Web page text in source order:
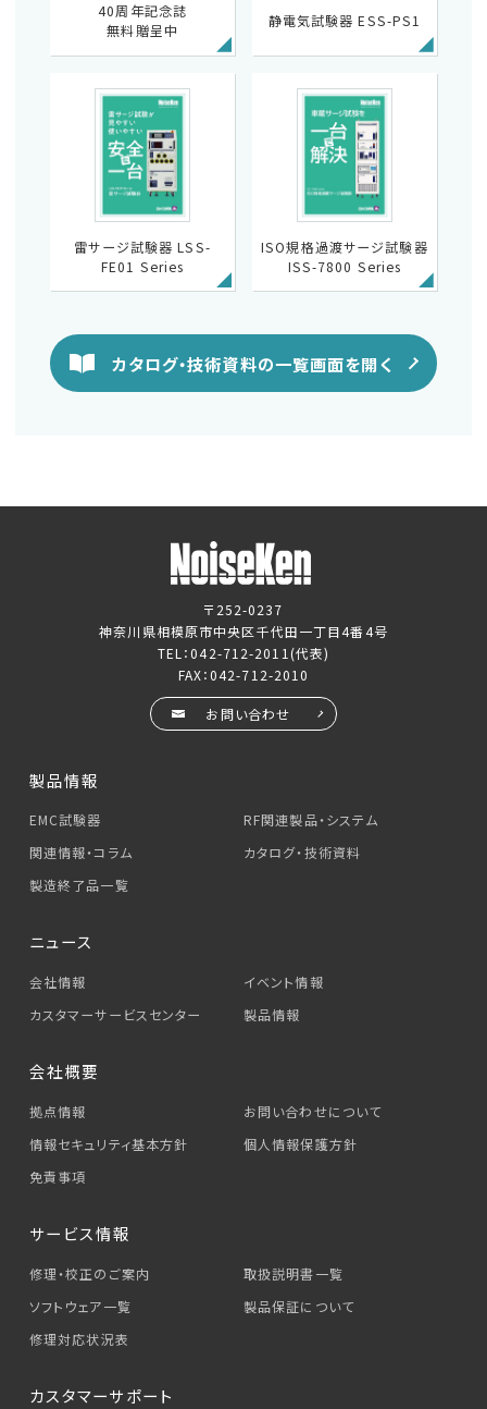
40周年記念誌
無料贈呈中
静電気試験器 ESS-PS1
雷サージ試験器 LSS-
FE01 Series
ISO規格過渡サージ試験器
ISS-7800 Series
カタログ・技術資料の一覧画面を開く
〒252-0237
神奈川県相模原市中央区千代田一丁目4番4号
TEL：042-712-2011 (代表)
FAX：042-712-2010
お問い合わせ
製品情報
EMC試験器
RF関連製品・システム
関連情報・コラム
カタログ・技術資料
製造終了品一覧
ニュース
会社情報
イベント情報
カスタマーサービス センター 製品情報
会社概要
拠点情報
お問い合わせについて
情報セキュリティ基本方針
個人情報保護方針
免責事項
サービス情報
修理・校正のご案内
取扱説明書一覧
ソフトウェア一覧
製品保証について
修理対応状況表
カスタマーサポート